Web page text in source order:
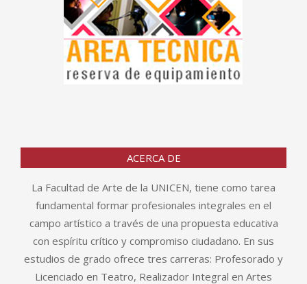
ACERCA DE
La Facultad de Arte de la UNICEN, tiene como tarea
fundamental formar profesionales integrales en el
campo artístico a través de una propuesta educativa
con espíritu crítico y compromiso ciudadano. En sus
estudios de grado ofrece tres carreras: Profesorado y
Licenciado en Teatro, Realizador Integral en Artes